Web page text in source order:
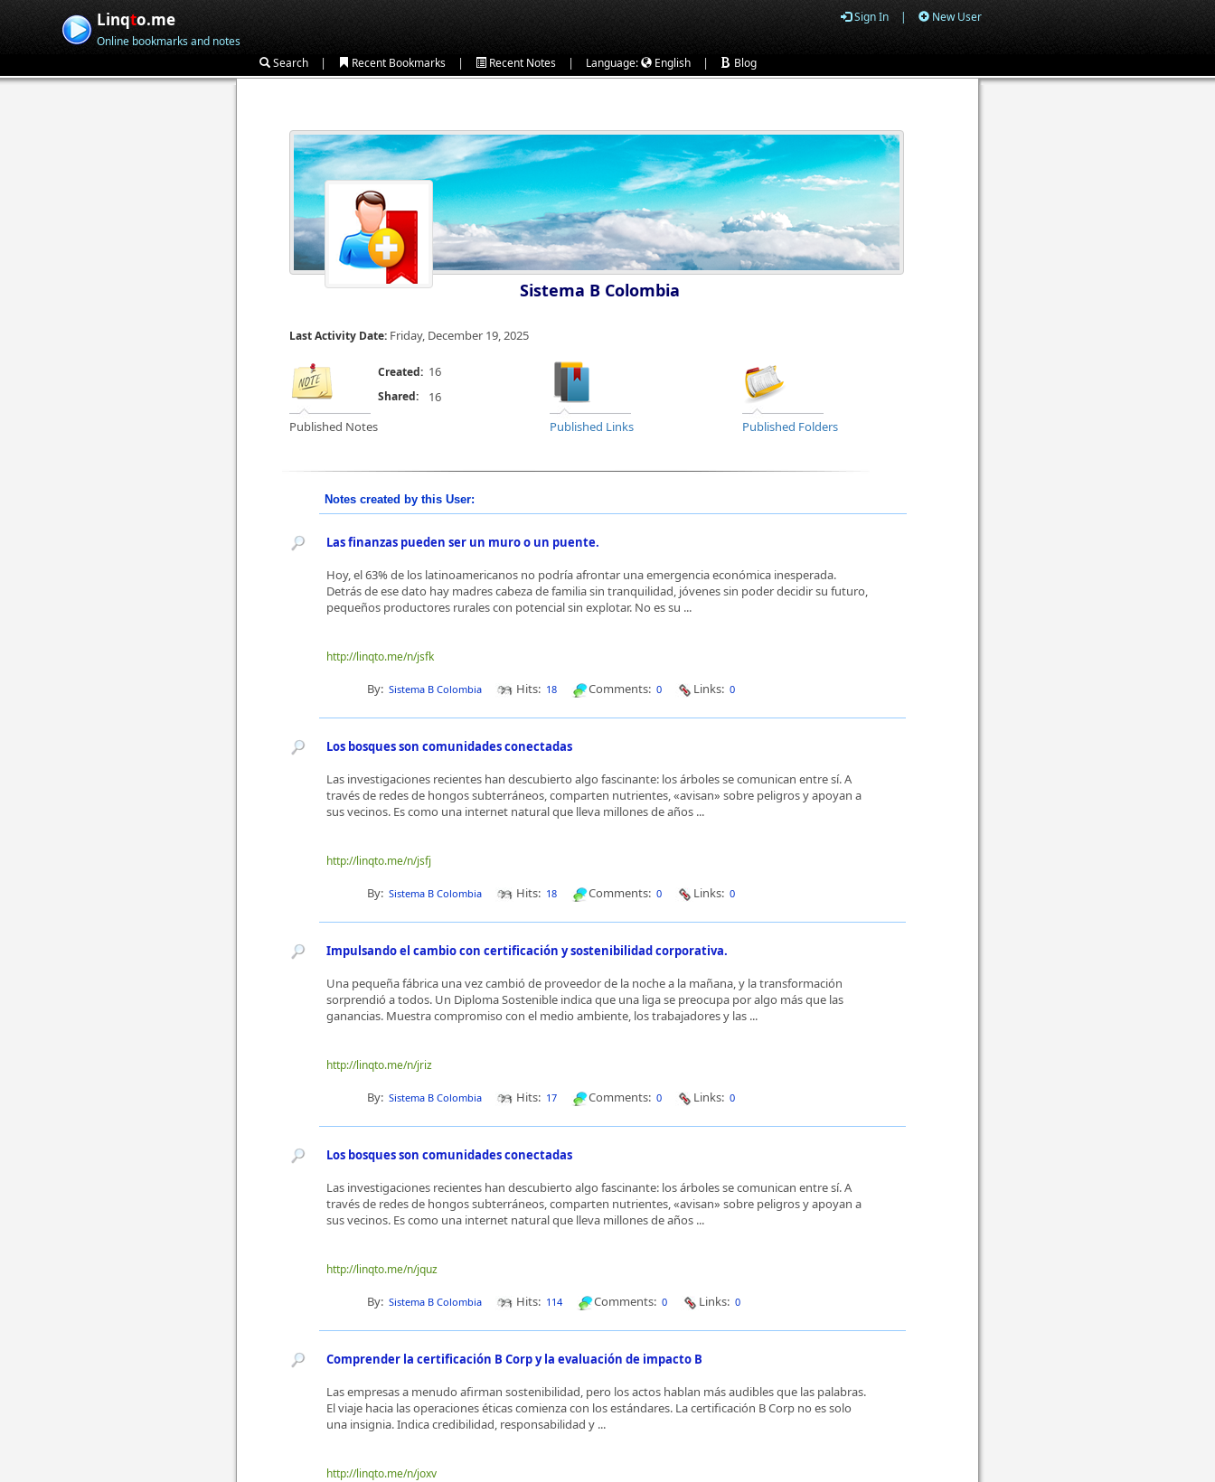
Linqto.me
Online bookmarks and notes
Sign In | New User
Search | Recent Bookmarks | Recent Notes | Language: English | Blog
Sistema B Colombia
Last Activity Date: Friday, December 19, 2025
Published Notes
Created: 16
Published Links Published Folders
Shared: 16
Notes created by this User:
Las finanzas pueden ser un muro o un puente.
Hoy, el 63% de los latinoamericanos no podría afrontar una emergencia económica inesperada.
Detrás de ese dato hay madres cabeza de familia sin tranquilidad, jóvenes sin poder decidir su futuro,
pequeños productores rurales con potencial sin explotar. No es su ...
http://linqto.me/n/jsfk
By: Sistema B Colombia Hits: 18 Comments: 0 Links: 0
Los bosques son comunidades conectadas
Las investigaciones recientes han descubierto algo fascinante: los árboles se comunican entre sí. A
través de redes de hongos subterráneos, comparten nutrientes, «avisan» sobre peligros y apoyan a
sus vecinos. Es como una internet natural que lleva millones de años ...
http://linqto.me/n/jsfj
By: Sistema B Colombia Hits: 18 Comments: 0 Links: 0
Impulsando el cambio con certificación y sostenibilidad corporativa.
Una pequeña fábrica una vez cambió de proveedor de la noche a la mañana, y la transformación
sorprendió a todos. Un Diploma Sostenible indica que una liga se preocupa por algo más que las
ganancias. Muestra compromiso con el medio ambiente, los trabajadores y las ...
http://linqto.me/n/jriz
By: Sistema B Colombia Hits: 17 Comments: 0 Links: 0
Los bosques son comunidades conectadas
Las investigaciones recientes han descubierto algo fascinante: los árboles se comunican entre sí. A
través de redes de hongos subterráneos, comparten nutrientes, «avisan» sobre peligros y apoyan a
sus vecinos. Es como una internet natural que lleva millones de años ...
http://linqto.me/n/jquz
By: Sistema B Colombia Hits: 114 Comments: 0 Links: 0
Comprender la certificación B Corp y la evaluación de impacto B
Las empresas a menudo afirman sostenibilidad, pero los actos hablan más audibles que las palabras.
El viaje hacia las operaciones éticas comienza con los estándares. La certificación B Corp no es solo
una insignia. Indica credibilidad, responsabilidad y ...
http://linqto.me/n/joxv